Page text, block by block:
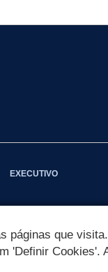
EXECUTIVO
que
'Definir